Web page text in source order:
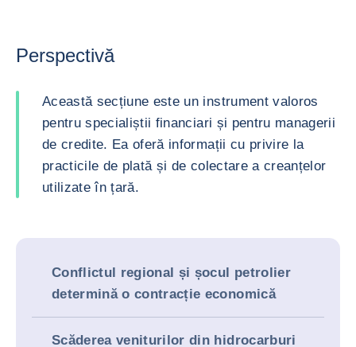
Perspectivă
Această secțiune este un instrument valoros
pentru specialiștii financiari și pentru managerii
de credite. Ea oferă informații cu privire la
practicile de plată și de colectare a creanțelor
utilizate în țară.
Conflictul regional și șocul petrolier
determină o contracție economică
Scăderea veniturilor din hidrocarburi